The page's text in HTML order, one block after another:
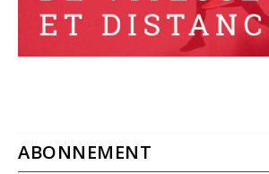
ABONNEMENT